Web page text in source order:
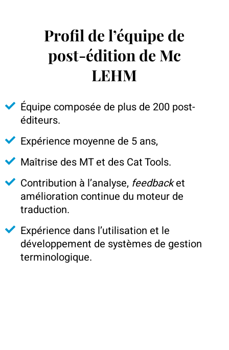
Profil de l’équipe de
post-édition de Mc
LEHM
Équipe composée de plus de 200 post-
éditeurs.
Expérience moyenne de 5 ans,
Maîtrise des MT et des Cat Tools.
Contribution à l’analyse, feedbacket
amélioration continue du moteur de
traduction.
Expérience dans l’utilisation et le
développement de systèmes de gestion
terminologique.